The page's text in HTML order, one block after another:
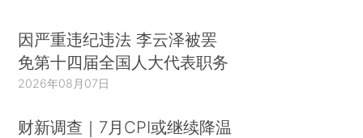
因严重违纪违法 李云泽被罢
免第十四届全国人大代表职务
2026年08月07日
财新调查｜7月CPI或继续降温